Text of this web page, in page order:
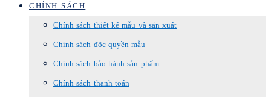
CHÍNH SÁCH
Chính sách thiết kế mẫu và sản xuất
Chính sách độc quyền mẫu
Chính sách bảo hành sản phẩm
Chính sách thanh toán